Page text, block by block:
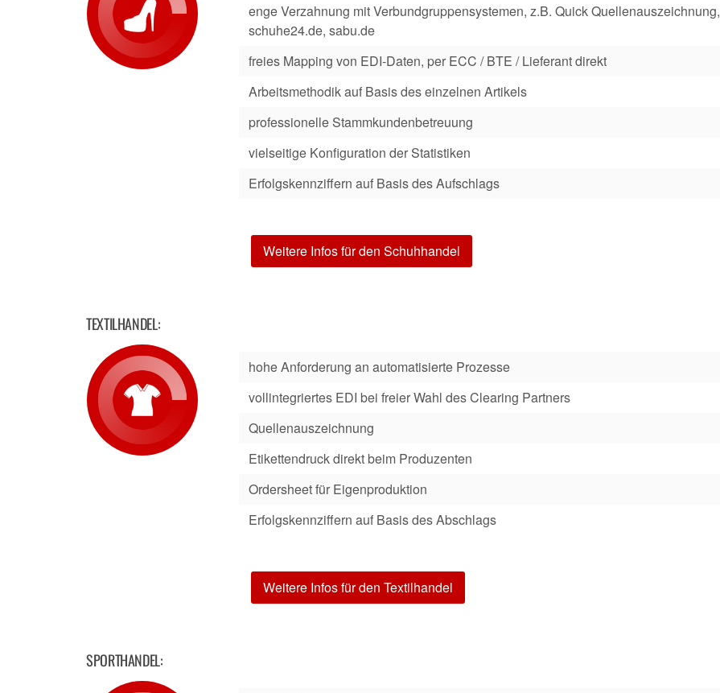
enge Verzahnung mit Verbundgruppensystemen, z.B. Quick Quellenauszeichnung,
schuhe24.de, sabu.de
freies Mapping von EDI-Daten, per ECC / BTE / Lieferant direkt
Arbeitsmethodik auf Basis des einzelnen Artikels
professionelle Stammkundenbetreuung
vielseitige Konfiguration der Statistiken
Erfolgskennziffern auf Basis des Aufschlags
Weitere Infos für den Schuhhandel
TEXTILHANDEL:
hohe Anforderung an automatisierte Prozesse
vollintegriertes EDI bei freier Wahl des Clearing Partners
Quellenauszeichnung
Etikettendruck direkt beim Produzenten
Ordersheet für Eigenproduktion
Erfolgskennziffern auf Basis des Abschlags
Weitere Infos für den Textilhandel
SPORTHANDEL: